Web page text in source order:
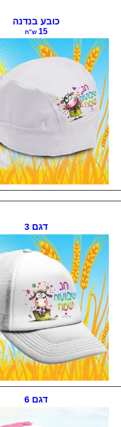
כובע בנדנה
15 ש"ח
דגם 3
דגם 6